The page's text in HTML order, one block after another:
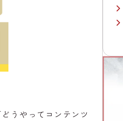
うやってコンテンツ